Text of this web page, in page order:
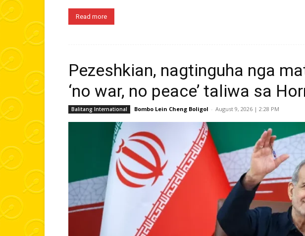
Read more
Pezeshkian, nagtinguha nga
‘no war, no peace’ taliwa sa
Balitang International Bombo Lein Cheng Boligol - August 9, 2026 | 2:28 PM